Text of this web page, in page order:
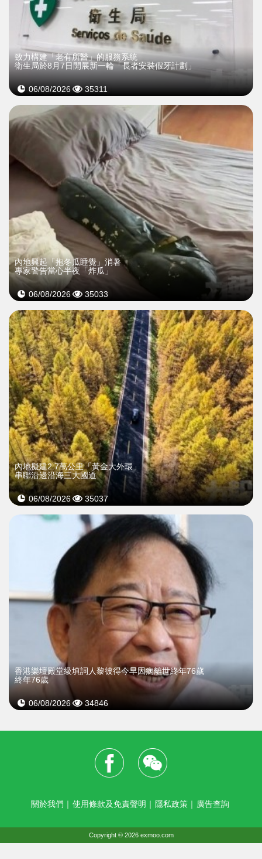
致力構建「老有所醫」的服務系統
衛生局於8月7日開展新一輪「長者安裝假牙計劃」
06/08/2026 35311
內地興起「抱冬瓜睡覺」消暑
專家警告當心半夜「炸瓜」
06/08/2026 35033
內地擬建2.7萬公里「黃金大外環」
串聯沿邊沿海三大國道
06/08/2026 35037
​香港樂壇殿堂級填詞人黎彼得今早因病離世終年76歲
終年76歲
06/08/2026 34846
關於我們 ｜ 使用條款及免責聲明 ｜ 隱私政策 ｜ 廣告查詢
Copyright © 2026 exmoo.com